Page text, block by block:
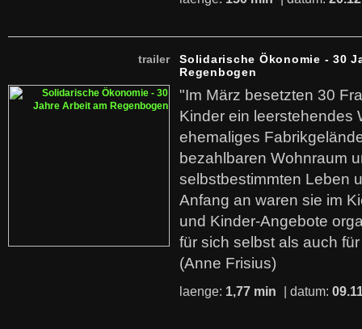
trailer
Solidarische Ökonomie - 30
Regenbogen
"Im März besetzten 30
Kinder ein leerstehendes
ehemaliges
bezahlbaren Wohnraum
selbstbestimmten Leben
Anfang an waren sie im
und Kinder-Angebote
für sich selbst als auch
(Anne Frisius)
laenge: 1,77 min | datum: